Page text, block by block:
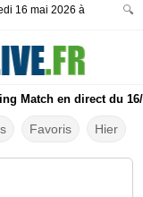
16 mai 2026 à
🔍
Match en direct du
Favoris Hier